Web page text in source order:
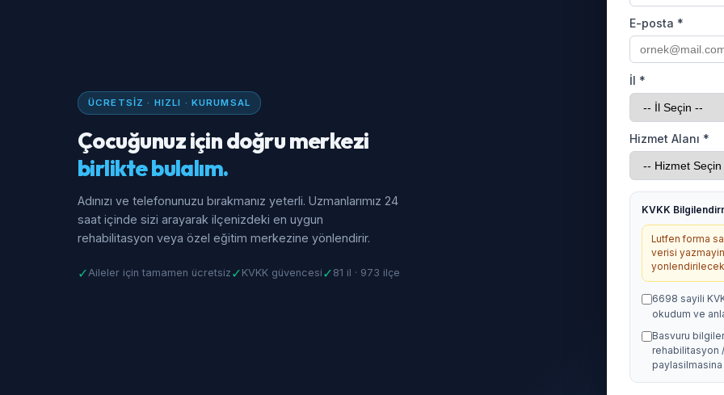
ÜCRETSIZ · HIZLI · KURUMSAL
Çocuğunuz için doğru merkezi
birlikte bulalım.
Adınızı ve telefonunuzu bırakmanız yeterli. Uzmanlarımız 24
saat içinde sizi arayarak ilçenizdeki en uygun
rehabilitasyon veya özel eğitim merkezine yönlendirir.
✓Aileler için tamamen ücretsiz ✓ KVKK güvencesi ✓ 81 il · 973 ilçe
E-posta *
İl *
Hizmet Alanı *
KVKK
Lutfen forma
verisi
6698 sayili
okudum ve
Basvuru
rehabilitasyon